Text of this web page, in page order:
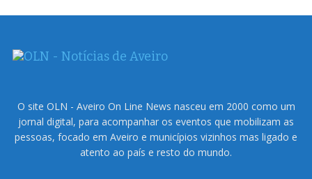
O site OLN - Aveiro On Line News nasceu em 2000 como um
jornal digital, para acompanhar os eventos que mobilizam as
pessoas, focado em Aveiro e municípios vizinhos mas ligado e
atento ao país e resto do mundo.